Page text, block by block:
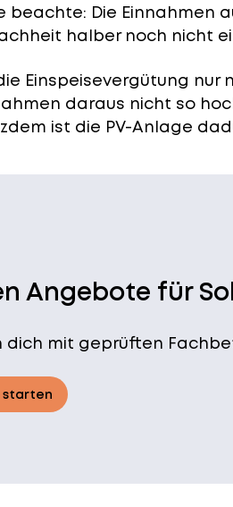
beachte: Die Einnahmen
halber noch nicht
Einspeisevergütung nur
daraus nicht so
ist die PV-Anlage
Angebote für
dich mit geprüften